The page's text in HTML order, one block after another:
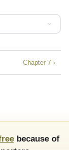
Chapter 7 ›
because of